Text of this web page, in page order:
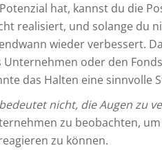
hat, kannst du die
realisiert, und solange du
wieder verbessert.
oder den
das Halten eine sinnvolle
nicht, die Augen zu
zu beobachten,
zu können.